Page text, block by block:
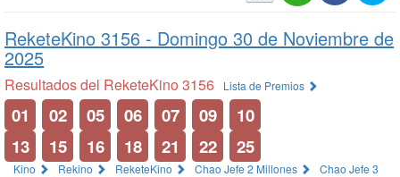
ReketeKino 3156 - Domingo 30 de Noviembre de
2025
Resultados del ReketeKino 3156 Lista de Premios
01 02 05 06 07 09
10
13
15 16 18 21 22 25
Kino Rekino ReketeKino Chao Jefe 2 Millones
Chao Jefe 3